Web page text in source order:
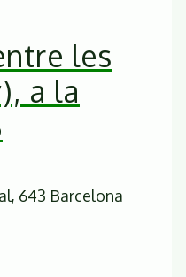
les
a la
643 Barcelona